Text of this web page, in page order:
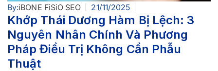
By:iBONE FiSiO SEO 21/11/2025
Khớp Thái Dương Hàm Bị Lệch: 3
Nguyên Nhân Chính Và Phương
Pháp Điều Trị Không Cần Phẫu
Thuật